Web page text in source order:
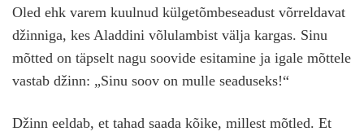
Sisuturundus
Oled ehk varem kuulnud külgetõmbeseadust võrreldavat
džinniga, kes Aladdini võlulambist välja kargas. Sinu
mõtted on täpselt nagu soovide esitamine ja igale mõttele
vastab džinn: „Sinu soov on mulle seaduseks!“
Džinn eeldab, et tahad saada kõike, millest mõtled. Et